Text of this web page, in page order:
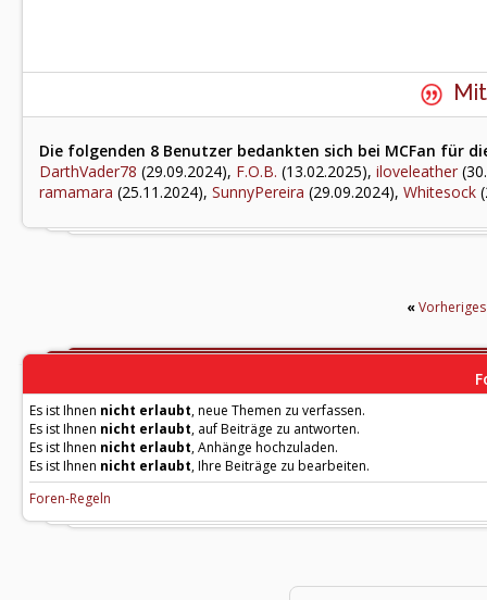
Die folgenden 8 Benutzer bedankten sich bei MCFan für
DarthVader78 (29.09.2024), F.O.B. (13.02.2025), iloveleather
ramamara (25.11.2024), SunnyPereira (29.09.2024), Whitesock
«
Es ist Ihnen nicht erlaubt, neue Themen zu verfassen.
Es ist Ihnen nicht erlaubt, auf Beiträge zu antworten.
Es ist Ihnen nicht erlaubt, Anhänge hochzuladen.
Es ist Ihnen nicht erlaubt, Ihre Beiträge zu bearbeiten.
Foren-Regeln